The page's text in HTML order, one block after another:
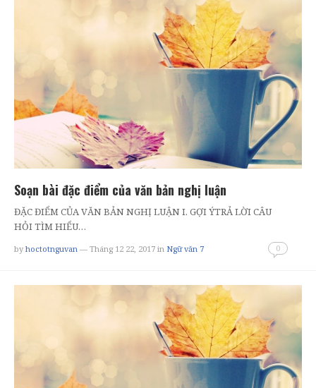
Soạn bài đặc điểm của văn bản nghị luận
ĐẶC ĐIỂM CỦA VĂN BẢN NGHỊ LUẬN I. GỢI ÝTRẢ LỜI CÂU
HỎI TÌM HIỂU…
by hoctotnguvan — Tháng 12 22, 2017 in Ngữ văn 7 0